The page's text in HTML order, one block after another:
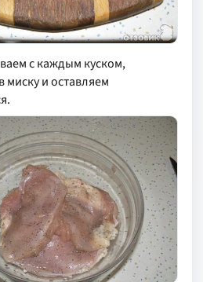
с каждым куском,
миску и оставляем